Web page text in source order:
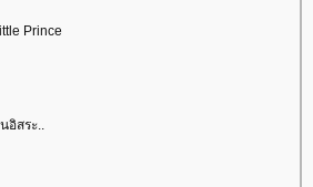
Prince
อิสระ..